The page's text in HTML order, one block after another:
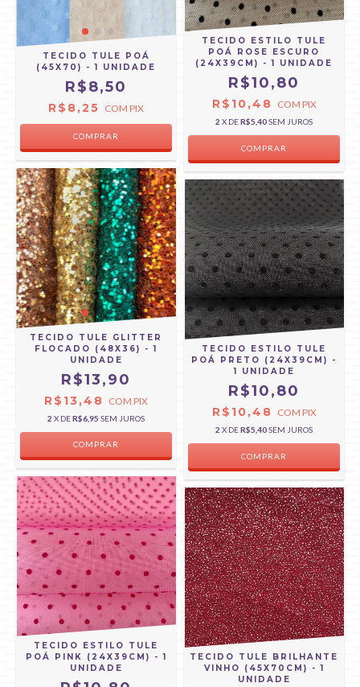
TECIDO TULE POÁ
(45X70) - 1 UNIDADE
R$8,50
R$8,25 COM PIX
COMPRAR
TECIDO ESTILO TULE
POÁ ROSE ESCURO
(24X39CM) - 1 UNIDADE
R$10,80
R$10,48 COM PIX
2 X DER$5,40SEM JUROS
TECIDO TULE GLITTER
FLOCADO (48X36) - 1
UNIDADE
R$13,90
R$13,48 COM PIX
2 X DER$6,95 SEM JUROS
COMPRAR
TECIDO ESTILO TULE
POÁ PRETO (24X39CM) -
1 UNIDADE
R$10,80
R$10,48 COM PIX
2 X DER$5,40SEM JUROS
TECIDO ESTILO TULE
POÁ PINK (24X39CM) - 1
UNIDADE
TECIDO TULE BRILHANTE
VINHO (45X70CM) - 1
UNIDADE